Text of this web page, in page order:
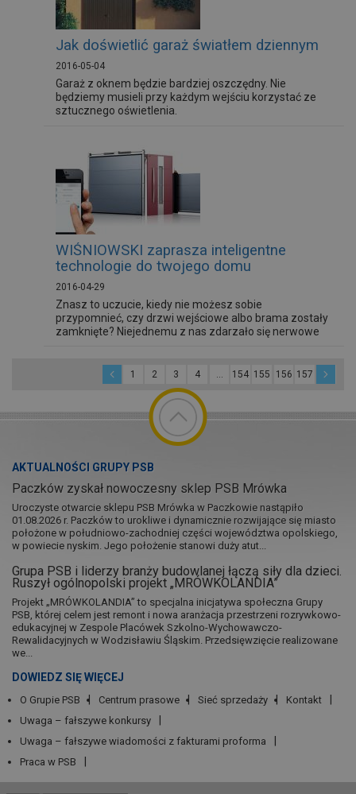
Jak doświetlić garaż światłem dziennym
2016-05-04
Garaż z oknem będzie bardziej oszczędny. Nie
będziemy musieli przy każdym wejściu korzystać ze
sztucznego oświetlenia.
WIŚNIOWSKI zaprasza inteligentne
technologie do twojego domu
2016-04-29
Znasz to uczucie, kiedy nie możesz sobie
przypomnieć, czy drzwi wejściowe albo brama zostały
zamknięte? Niejednemu z nas zdarzało się nerwowe
zabezpieczenia posesji na swoim smartfonie… Brzmi
futurystycznie? Poznaj inteligentny system kontroli
dostępu Ri-Co, dostępny gratis w...
1 2 3 4 ... 154 155 156 157
AKTUALNOŚCI GRUPY PSB
Paczków zyskał nowoczesny sklep PSB Mrówka
Uroczyste otwarcie sklepu PSB Mrówka w Paczkowie nastąpiło
01.08.2026 r. Paczków to urokliwe i dynamicznie rozwijające się miasto
położone w południowo-zachodniej części województwa opolskiego,
w powiecie nyskim. Jego położenie stanowi duży atut...
Grupa PSB i liderzy branży budowlanej łączą siły dla dzieci.
Ruszył ogólnopolski projekt „MRÓWKOLANDIA”
Projekt „MRÓWKOLANDIA” to specjalna inicjatywa społeczna Grupy
PSB, której celem jest remont i nowa aranżacja przestrzeni rozrywkowo-
edukacyjnej w Zespole Placówek Szkolno-Wychowawczo-
Rewalidacyjnych w Wodzisławiu Śląskim. Przedsięwzięcie realizowane
we...
DOWIEDZ SIĘ WIĘCEJ
O Grupie PSB Centrum prasowe Sieć sprzedaży
Kontakt
Uwaga – fałszywe konkursy
Uwaga – fałszywe wiadomości z fakturami proforma
Praca w PSB